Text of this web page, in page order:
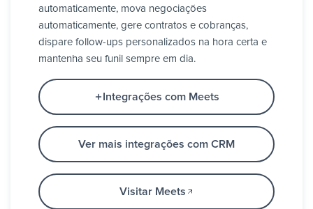
automaticamente, mova negociações
automaticamente, gere contratos e cobranças,
dispare follow-ups personalizados na hora certa e
mantenha seu funil sempre em dia.
Integrações com Meets
Ver mais integrações com CRM
Visitar Meets